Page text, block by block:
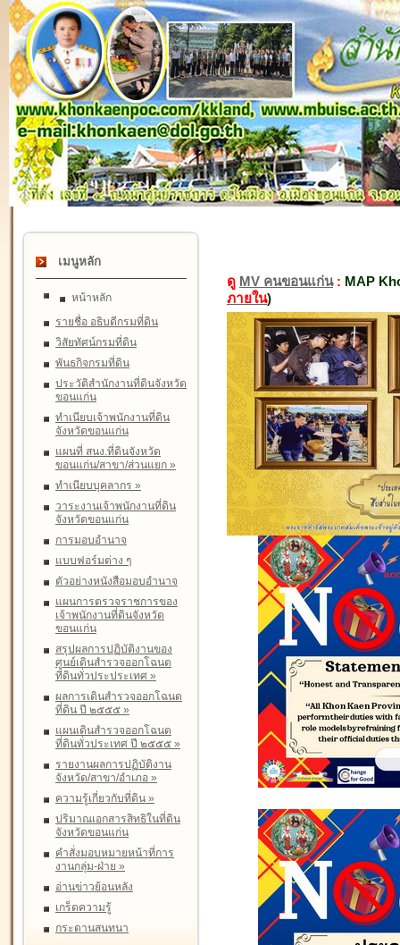
เมนูหลัก
หน้าหลัก
รายชื่อ อธิบดีกรมที่ดิน
วิสัยทัศน์กรมที่ดิน
พันธกิจกรมที่ดิน
ประวัติสำนักงานที่ดินจังหวัด
ขอนแก่น
ทำเนียบเจ้าพนักงานที่ดิน
จังหวัดขอนแก่น
แผนที่ สนง.ที่ดินจังหวัด
ขอนแก่น/สาขา/ส่วนแยก »
ทำเนียบบุคลากร »
วาระงานเจ้าพนักงานที่ดิน
จังหวัดขอนแก่น
การมอบอำนาจ
แบบฟอร์มต่าง ๆ
ตัวอย่างหนังสือมอบอำนาจ
แผนการตรวจราชการของ
เจ้าพนักงานที่ดินจังหวัด
ขอนแก่น
สรุปผลการปฏิบัติงานของ
ศูนย์เดินสำรวจออกโฉนด
ที่ดินทั่วประประเทศ »
ผลการเดินสำรวจออกโฉนด
ที่ดิน ปี ๒๕๕๕ »
แผนเดินสำรวจออกโฉนด
ที่ดินทั่วประเทศ ปี ๒๕๕๕ »
รายงานผลการปฏิบัติงาน
จังหวัด/สาขา/อำเภอ »
ความรู้เกี่ยวกับที่ดิน »
ปริมาณเอกสารสิทธิในที่ดิน
จังหวัดขอนแก่น
คำสั่งมอบหมายหน้าที่การ
งานกลุ่ม-ฝ่าย »
อ่านข่าวย้อนหลัง
เกร็ดความรู้
กระดานสนทนา
ดู MV คนขอนแก่น: MAP
ภายใน)